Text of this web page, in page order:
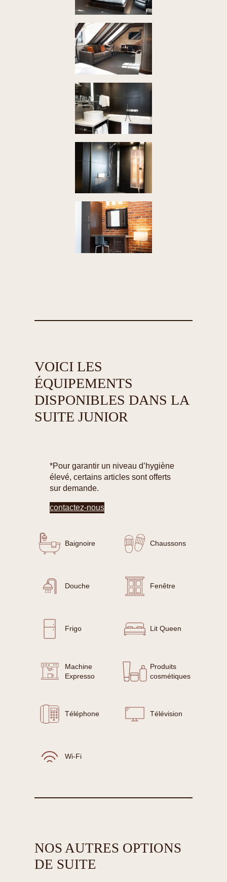
VOICI LES
ÉQUIPEMENTS
DISPONIBLES DANS LA
SUITE JUNIOR
*Pour garantir un niveau d’hygiène
élevé, certains articles sont offerts
sur demande.
contactez-nous
Baignoire Chaussons
Douche Fenêtre
Frigo Lit Queen
Machine
Expresso
Produits
cosmétiques
Téléphone Télévision
Wi-Fi
NOS AUTRES OPTIONS
DE SUITE